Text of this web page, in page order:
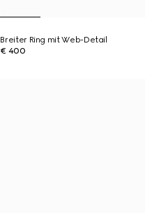
Breiter Ring mit Web-Detail
€ 400